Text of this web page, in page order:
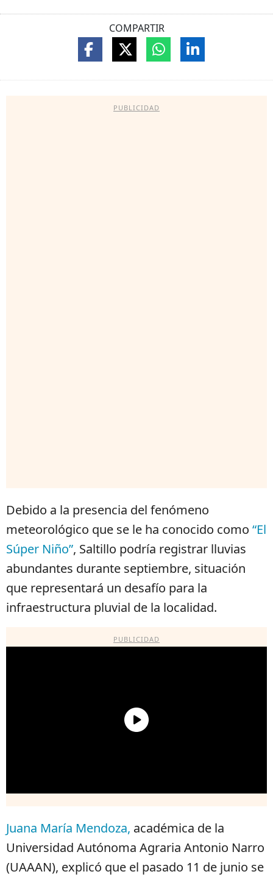
COMPARTIR
PUBLICIDAD
Debido a la presencia del fenómeno
meteorológico que se le ha conocido como “El
Súper Niño”, Saltillo podría registrar lluvias
abundantes durante septiembre, situación
que representará un desafío para la
infraestructura pluvial de la localidad.
PUBLICIDAD
Juana María Mendoza, académica de la
Universidad Autónoma Agraria Antonio Narro
(UAAAN), explicó que el pasado 11 de junio se